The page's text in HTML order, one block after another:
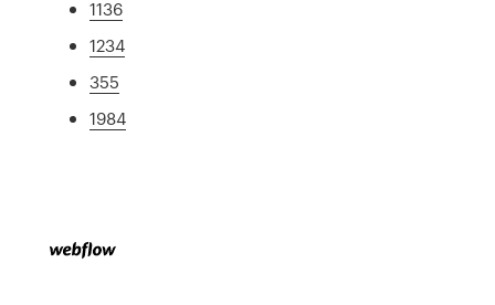
1136
1234
355
1984